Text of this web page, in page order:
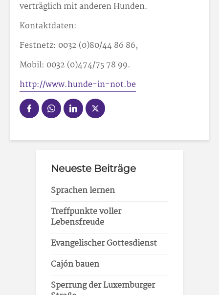
verträglich mit anderen Hunden.
Kontaktdaten:
Festnetz: 0032 (0)80/44 86 86,
Mobil: 0032 (0)474/75 78 99.
http://www.hunde-in-not.be
Neueste Beiträge
Sprachen lernen
Treffpunkte voller
Lebensfreude
Evangelischer Gottesdienst
Cajón bauen
Sperrung der Luxemburger